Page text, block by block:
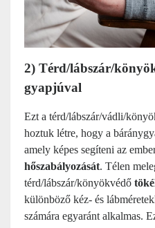
2) Térd/lábszár/
gyapjúval
Ezt a térd/lábszár/vádli/
hoztuk létre, hogy a
amely képes segíteni az
hőszabályozását. Télen
térd/lábszár/könyökvédő
különböző kéz- és
számára egyaránt alkalmas.